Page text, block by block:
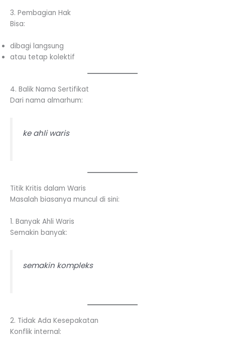
3. Pembagian Hak
Bisa:
dibagi langsung
atau tetap kolektif
4. Balik Nama Sertifikat
Dari nama almarhum:
ke ahli waris
Titik Kritis dalam Waris
Masalah biasanya muncul di sini:
1. Banyak Ahli Waris
Semakin banyak:
semakin kompleks
2. Tidak Ada Kesepakatan
Konflik internal: